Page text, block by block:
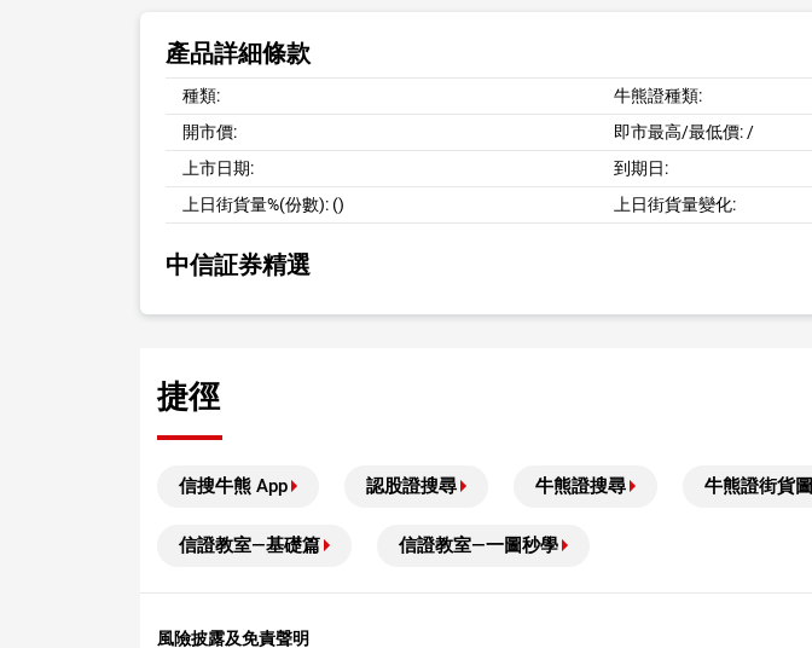
產品詳細條款
種類: 牛熊證種類:
開市價:
即市最高/最低價: /
上市日期:
到期日:
上日街貨量%(份數): () 上日街貨量變化:
中信証券精選
捷徑
信搜牛熊 App 認股證搜尋 牛熊證搜尋 牛熊證街貨圖
信證教室—基礎篇 信證教室—一圖秒學
風險披露及免責聲明